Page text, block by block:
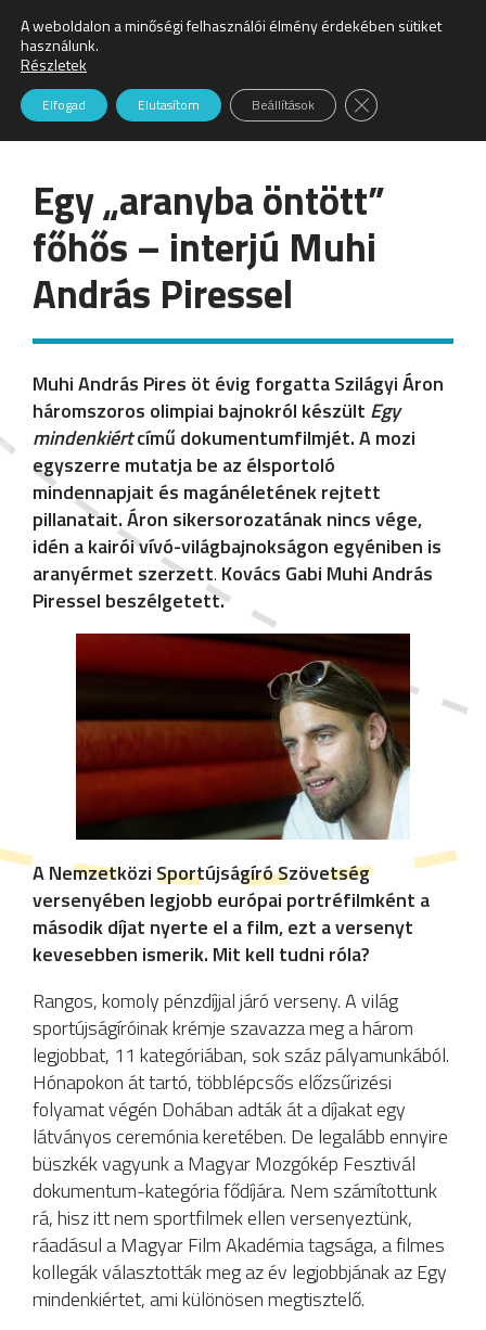
Keresés:
Hírek
Egy „aranyba öntött”
főhős – interjú Muhi
András Piressel
Muhi András Pires öt évig forgatta Szilágyi Áron
háromszoros olimpiai bajnokról készült Egy
mindenkiértcímű dokumentumfilmjét. A mozi
egyszerre mutatja be az élsportoló
mindennapjait és magánéletének rejtett
pillanatait. Áron sikersorozatának nincs vége,
idén a kairói vívó-világbajnokságon egyéniben is
aranyérmet szerzett. Kovács Gabi Muhi András
Piressel beszélgetett.
A Nemzetközi Sportújságíró Szövetség
versenyében legjobb európai portréfilmként a
második díjat nyerte el a film, ezt a versenyt
kevesebben ismerik. Mit kell tudni róla?
Rangos, komoly pénzdíjjal járó verseny. A világ
sportújságíróinak krémje szavazza meg a három
legjobbat, 11 kategóriában, sok száz pályamunkából.
Hónapokon át tartó, többlépcsős előzsűrizési
folyamat végén Dohában adták át a díjakat egy
látványos ceremónia keretében. De legalább ennyire
büszkék vagyunk a Magyar Mozgókép Fesztivál
dokumentum-kategória fődíjára. Nem számítottunk
rá, hisz itt nem sportfilmek ellen versenyeztünk,
ráadásul a Magyar Film Akadémia tagsága, a filmes
kollegák választották meg az év legjobbjának az Egy
mindenkiértet, ami különösen megtisztelő.
A weboldalon a minőségi felhasználói élmény érdekében sütiket
használunk.
Részletek
Elfogad Elutasítom Beállítások Close GDPR